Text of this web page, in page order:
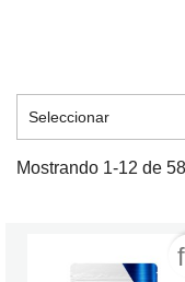
Seleccionar
Mostrando 1-12 de